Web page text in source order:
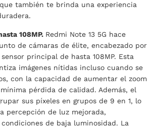
también te brinda una experiencia
108MP. Redmi Note 13 5G hace
de cámaras de élite, encabezado por
principal de hasta 108MP. Esta
imágenes nítidas incluso cuando se
con la capacidad de aumentar el zoom
pérdida de calidad. Además, el
sus píxeles en grupos de 9 en 1, lo
percepción de luz mejorada,
de baja luminosidad. La